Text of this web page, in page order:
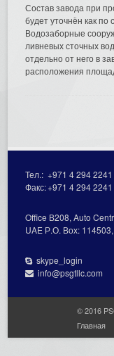
Состав завода при
будет уточнён как
Водозаборные
ливневых сточных
отдельно от него в
расположения
Тел.:+971 4 294 2241
Факс:+971 4 294 2241
Office В208, Auto
UAE Р.О. Вох:
skype_login
info@psgtllc.com
© 2016
Главная